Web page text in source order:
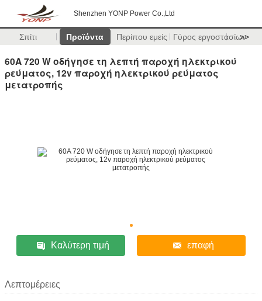
Shenzhen YONP Power Co.,Ltd
Σπίτι Προϊόντα Περίπου εμείς Γύρος εργοστασίων
>>
60A 720 W οδήγησε τη λεπτή παροχή ηλεκτρικού
ρεύματος, 12v παροχή ηλεκτρικού ρεύματος
μετατροπής
Καλύτερη τιμή επαφή
Λεπτομέρειες